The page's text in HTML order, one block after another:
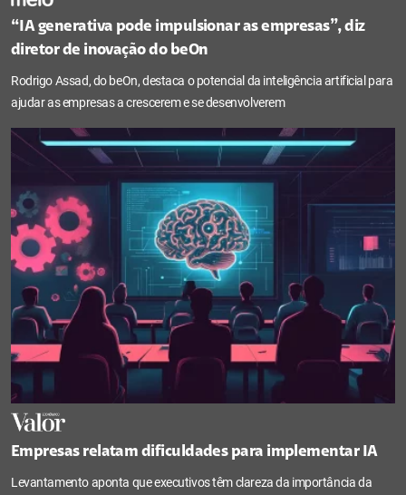
“IA generativa pode impulsionar as empresas”, diz
diretor de inovação do beOn
Rodrigo Assad, do beOn, destaca o potencial da inteligência artificial para
ajudar as empresas a crescerem e se desenvolverem
Empresas relatam dificuldades para implementar IA
Levantamento aponta que executivos têm clareza da importância da